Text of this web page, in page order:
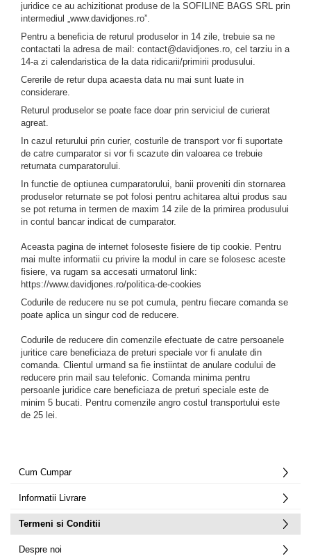
juridice ce au achizitionat produse de la SOFILINE BAGS SRL prin
intermediul „www.davidjones.ro”.
Pentru a beneficia de returul produselor in 14 zile, trebuie sa ne
contactati la adresa de mail: contact@davidjones.ro, cel tarziu in a
14-a zi calendaristica de la data ridicarii/primirii produsului.
Cererile de retur dupa acaesta data nu mai sunt luate in
considerare.
Returul produselor se poate face doar prin serviciul de curierat
agreat.
In cazul returului prin curier, costurile de transport vor fi suportate
de catre cumparator si vor fi scazute din valoarea ce trebuie
returnata cumparatorului.
In functie de optiunea cumparatorului, banii proveniti din stornarea
produselor returnate se pot folosi pentru achitarea altui produs sau
se pot returna in termen de maxim 14 zile de la primirea produsului
in contul bancar indicat de cumparator.
Aceasta pagina de internet foloseste fisiere de tip cookie. Pentru
mai multe informatii cu privire la modul in care se folosesc aceste
fisiere, va rugam sa accesati urmatorul link:
https://www.davidjones.ro/politica-de-cookies
Codurile de reducere nu se pot cumula, pentru fiecare comanda se
poate aplica un singur cod de reducere.
Codurile de reducere din comenzile efectuate de catre persoanele
juritice care beneficiaza de preturi speciale vor fi anulate din
comanda. Clientul urmand sa fie instiintat de anulare codului de
reducere prin mail sau telefonic. Comanda minima pentru
persoanle juridice care beneficiaza de preturi speciale este de
minim 5 bucati. Pentru comenzile angro costul transportului este
de 25 lei.
Cum Cumpar
Informatii Livrare
Termeni si Conditii
Despre noi